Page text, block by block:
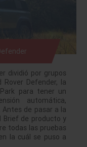
dividió por grupos
Defender, la
para tener un
automática,
de pasar a la
Brief de producto y
todas las pruebas
la cuál se puso a